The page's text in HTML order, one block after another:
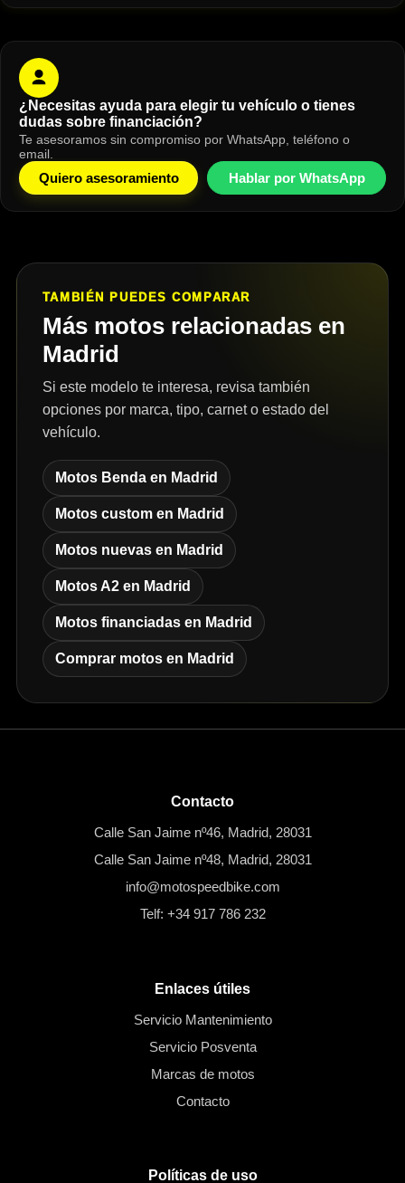
¿Necesitas ayuda para elegir tu vehículo o tienes
dudas sobre financiación?
Te asesoramos sin compromiso por WhatsApp, teléfono o
email.
Quiero asesoramiento Hablar por WhatsApp
TAMBIÉN PUEDES COMPARAR
Más motos relacionadas en
Madrid
Si este modelo te interesa, revisa también
opciones por marca, tipo, carnet o estado del
vehículo.
Motos Benda en Madrid
Motos custom en Madrid
Motos nuevas en Madrid
Motos A2 en Madrid
Motos financiadas en Madrid
Comprar motos en Madrid
Contacto
Calle San Jaime nº46, Madrid, 28031
Calle San Jaime nº48, Madrid, 28031
info@motospeedbike.com
Telf: +34 917 786 232
Enlaces útiles
Servicio Mantenimiento
Servicio Posventa
Marcas de motos
Contacto
Políticas de uso